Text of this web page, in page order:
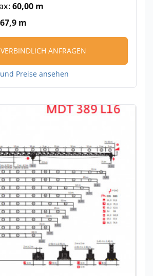
60,00 m
67,9 m
ANFRAGEN
Preise ansehen